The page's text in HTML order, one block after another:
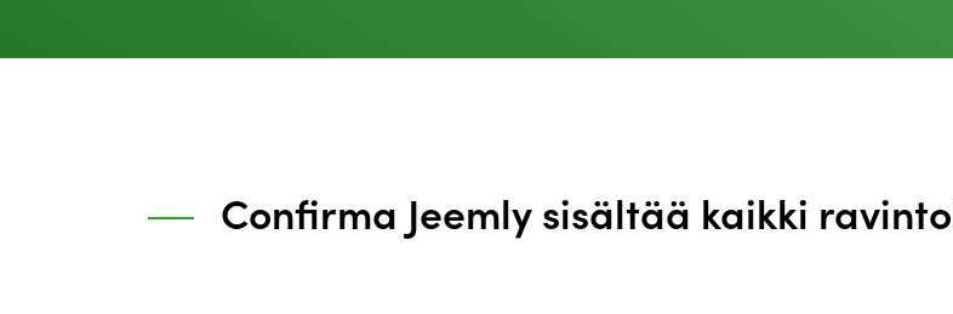
Confirma Jeemly sisältää kaikki